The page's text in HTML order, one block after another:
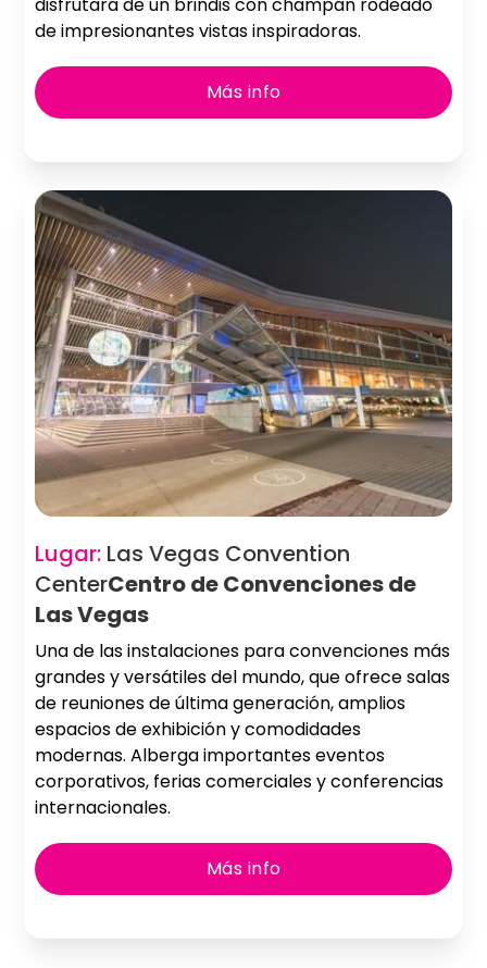
de impresionantes vistas inspiradoras.
Más info
Lugar: Las Vegas Convention
CenterCentro de Convenciones de
Las Vegas
Una de las instalaciones para convenciones más
grandes y versátiles del mundo, que ofrece salas
de reuniones de última generación, amplios
espacios de exhibición y comodidades
modernas. Alberga importantes eventos
corporativos, ferias comerciales y conferencias
internacionales.
Más info